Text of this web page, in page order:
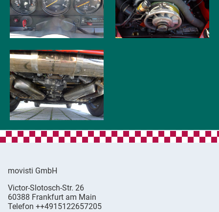
movisti GmbH
classic
automobiles
Victor-Slotosch-Str. 26
60388 Frankfurt am Main
Germany
Telefon ++4915122657205